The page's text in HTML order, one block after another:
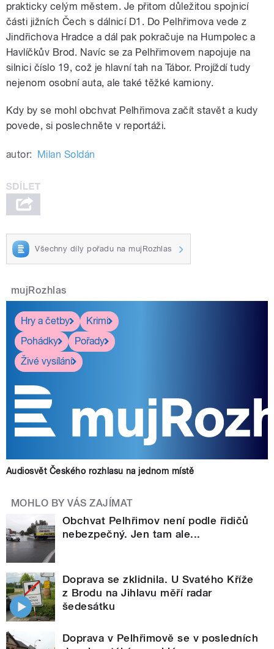
prakticky celým městem. Je přitom důležitou spojnicí
části jižních Čech s dálnicí D1. Do Pelhřimova vede z
Jindřichova Hradce a dál pak pokračuje na Humpolec a
Havlíčkův Brod. Navíc se za Pelhřimovem napojuje na
silnici číslo 19, což je hlavní tah na Tábor. Projíždí tudy
nejenom osobní auta, ale také těžké kamiony.
Kdy by se mohl obchvat Pelhřimova začít stavět a kudy
povede, si poslechněte v reportáži.
autor: Milan Soldán
Všechny díly pořadu na mujRozhlas
mujRozhlas
Hry a četby
Krimi
Pohádky
Pořady
Živé vysílání
Audiosvět Českého rozhlasu na jednom místě
MOHLO BY VÁS ZAJÍMAT
Obchvat Pelhřimov není podle řidičů
nebezpečný. Jen tam ale...
Doprava se zklidnila. U Svatého Kříže
z Brodu na Jihlavu měří radar
šedesátku
Doprava v Pelhřimově se v posledních